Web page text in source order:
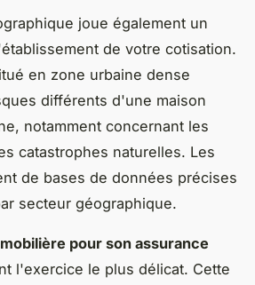
joue également un
de votre cotisation.
en zone urbaine dense
différents d'une maison
notamment concernant les
catastrophes naturelles. Les
de bases de données précises
secteur géographique.
pour son assurance
l'exercice le plus délicat. Cette